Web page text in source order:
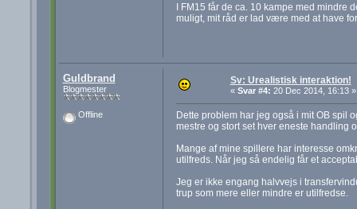
I FM15 får de ca. 10 kampe med mindre
muligt, mit råd er lad være med at have
Guldbrand
Blogmester
Offline
Sv: Urealistisk interaktion!
« Svar #4: 20 Dec 2014, 16:13 »
Dette problem har jeg også i mit OB spil
mestre og stort set hver eneste handling
Mange af mine spillere har interesse
utilfreds. Når jeg så endelig får et
Jeg er ikke engang halvvejs i
trup som mere eller mindre er utilfredse.